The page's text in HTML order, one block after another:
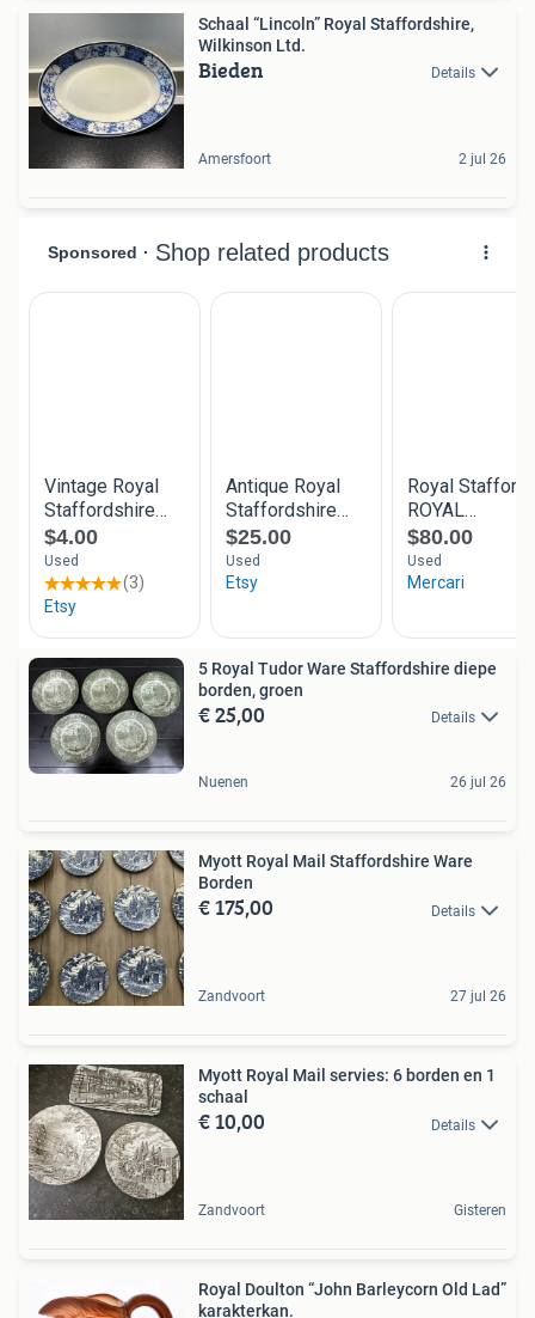
Schaal “Lincoln” Royal Staffordshire,
Wilkinson Ltd.
Bieden Details
Amersfoort 2 jul 26
5 Royal Tudor Ware Staffordshire diepe
borden, groen
€ 25,00 Details
Nuenen 26 jul 26
Myott Royal Mail Staffordshire Ware
Borden
€ 175,00 Details
Zandvoort 27 jul 26
Myott Royal Mail servies: 6 borden en 1
schaal
€ 10,00 Details
Zandvoort Gisteren
Royal Doulton “John Barleycorn Old Lad”
karakterkan.